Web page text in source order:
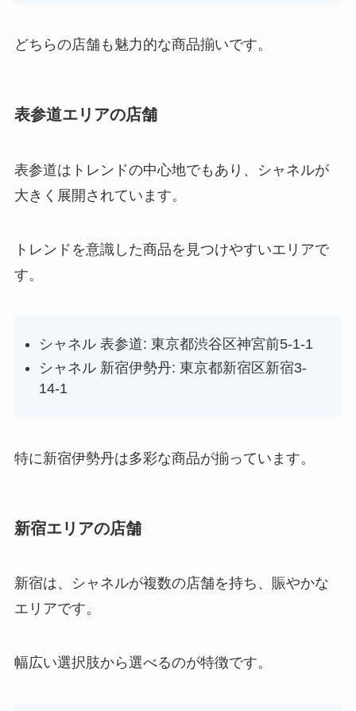
どちらの店舗も魅力的な商品揃いです。
表参道エリアの店舗
表参道はトレンドの中心地でもあり、シャネルが
大きく展開されています。
トレンドを意識した商品を見つけやすいエリアで
す。
シャネル 表参道: 東京都渋谷区神宮前5-1-1
シャネル 新宿伊勢丹: 東京都新宿区新宿3-
14-1
特に新宿伊勢丹は多彩な商品が揃っています。
新宿エリアの店舗
新宿は、シャネルが複数の店舗を持ち、賑やかな
エリアです。
幅広い選択肢から選べるのが特徴です。